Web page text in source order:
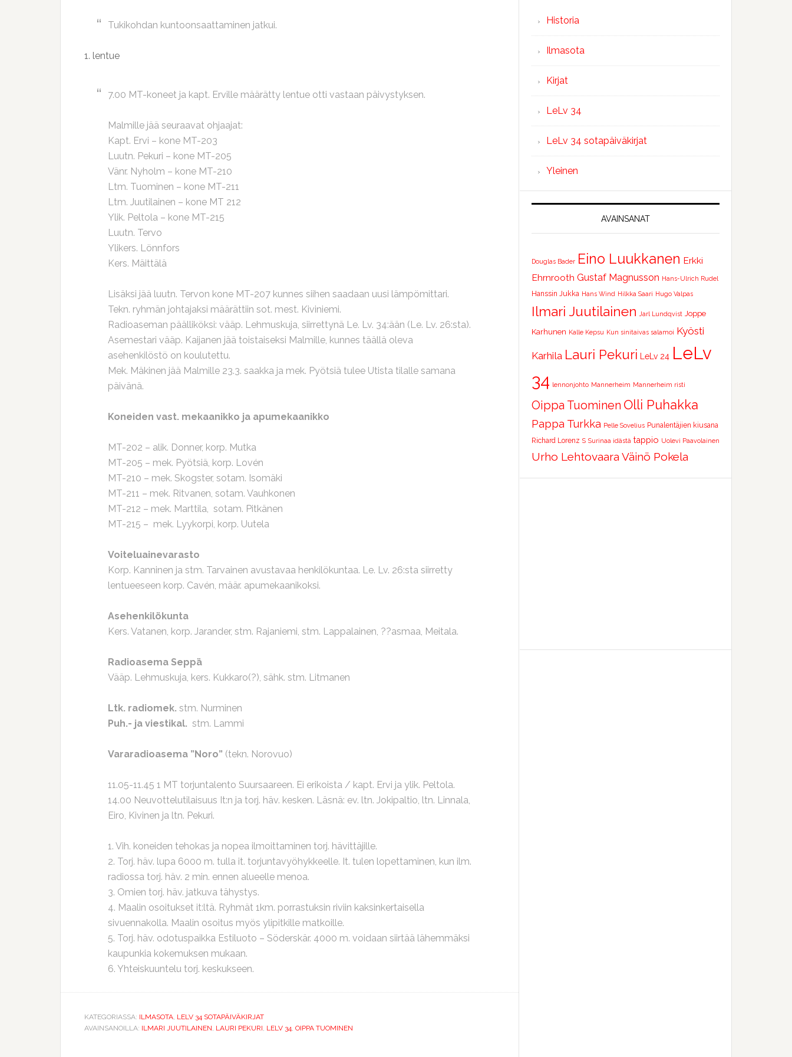
Tukikohdan kuntoonsaattaminen jatkui.
1. lentue
7.00 MT-koneet ja kapt. Erville määrätty lentue otti vastaan päivystyksen.
Malmille jää seuraavat ohjaajat:
Kapt. Ervi – kone MT-203
Luutn. Pekuri – kone MT-205
Vänr. Nyholm – kone MT-210
Ltm. Tuominen – kone MT-211
Ltm. Juutilainen – kone MT 212
Ylik. Peltola – kone MT-215
Luutn. Tervo
Ylikers. Lönnfors
Kers. Mäittälä
Lisäksi jää luutn. Tervon kone MT-207 kunnes siihen saadaan uusi lämpömittari.
Tekn. ryhmän johtajaksi määrättiin sot. mest. Kiviniemi.
Radioaseman päälliköksi: vääp. Lehmuskuja, siirrettynä Le. Lv. 34:ään (Le. Lv. 26:sta).
Asemestari vääp. Kaijanen jää toistaiseksi Malmille, kunnes täällä oleva
asehenkilöstö on koulutettu.
Mek. Mäkinen jää Malmille 23.3. saakka ja mek. Pyötsiä tulee Utista tilalle samana
päivänä.
Koneiden vast. mekaanikko ja apumekaanikko
MT-202 – alik. Donner, korp. Mutka
MT-205 – mek. Pyötsiä, korp. Lovén
MT-210 – mek. Skogster, sotam. Isomäki
MT-211 – mek. Ritvanen, sotam. Vauhkonen
MT-212 – mek. Marttila, sotam. Pitkänen
MT-215 – mek. Lyykorpi, korp. Uutela
Voiteluainevarasto
Korp. Kanninen ja stm. Tarvainen avustavaa henkilökuntaa. Le. Lv. 26:sta siirretty
lentueeseen korp. Cavén, määr. apumekaanikoksi.
Asehenkilökunta
Kers. Vatanen, korp. Jarander, stm. Rajaniemi, stm. Lappalainen, ??asmaa, Meitala.
Radioasema Seppä
Vääp. Lehmuskuja, kers. Kukkaro(?), sähk. stm. Litmanen
Ltk. radiomek. stm. Nurminen
Puh.- ja viestikal. stm. Lammi
Vararadioasema ”Noro” (tekn. Norovuo)
11.05-11.45 1 MT torjuntalento Suursaareen. Ei erikoista / kapt. Ervi ja ylik. Peltola.
14.00 Neuvottelutilaisuus It:n ja torj. häv. kesken. Läsnä: ev. ltn. Jokipaltio, ltn. Linnala,
Eiro, Kivinen ja ltn. Pekuri.
1. Vih. koneiden tehokas ja nopea ilmoittaminen torj. hävittäjille.
2. Torj. häv. lupa 6000 m. tulla it. torjuntavyöhykkeelle. It. tulen lopettaminen, kun ilm.
radiossa torj. häv. 2 min. ennen alueelle menoa.
3. Omien torj. häv. jatkuva tähystys.
4. Maalin osoitukset it:ltä. Ryhmät 1km. porrastuksin riviin kaksinkertaisella
sivuennakolla. Maalin osoitus myös ylipitkille matkoille.
5. Torj. häv. odotuspaikka Estiluoto – Söderskär. 4000 m. voidaan siirtää lähemmäksi
kaupunkia kokemuksen mukaan.
6. Yhteiskuuntelu torj. keskukseen.
KATEGORIASSA: ILMASOTA, LELV 34 SOTAPÄIVÄKIRJAT
AVAINSANOILLA: ILMARI JUUTILAINEN, LAURI PEKURI, LELV 34, OIPPA TUOMINEN
Historia
Ilmasota
Kirjat
LeLv 34
LeLv 34 sotapäiväkirjat
Yleinen
AVAINSANAT
Douglas Bader Eino Luukkanen Erkki
Ehrnrooth Gustaf Magnusson Hans-Ulrich Rudel
Hanssin Jukka Hans Wind Hilkka Saari Hugo Valpas
Ilmari Juutilainen Jarl Lundqvist Joppe
Karhunen Kalle Kepsu Kun sinitaivas salamoi Kyösti
Karhila Lauri Pekuri LeLv 24 LeLv
34 lennonjohto Mannerheim Mannerheim risti
Oippa Tuominen Olli Puhakka
Pappa Turkka Pelle Sovelius Punalentäjien kiusana
Richard Lorenz S Surinaa idästä tappio Uolevi Paavolainen
Urho Lehtovaara Väinö Pokela